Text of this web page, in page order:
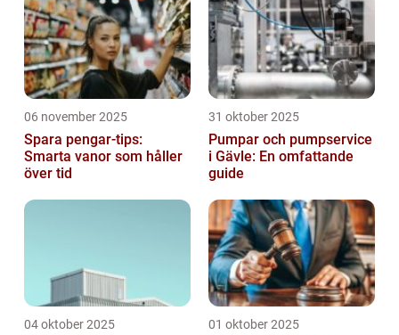
06 november 2025
Spara pengar-tips:
Smarta vanor som håller
över tid
31 oktober 2025
Pumpar och pumpservice
i Gävle: En omfattande
guide
04 oktober 2025 01 oktober 2025